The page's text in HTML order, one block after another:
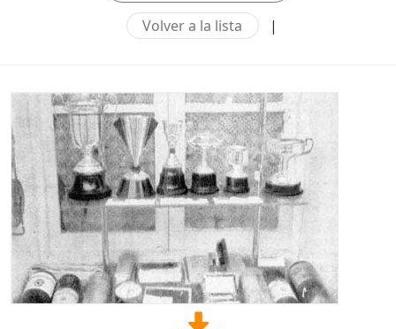
Volver a la lista |